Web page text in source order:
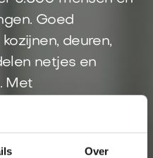
Over
Goed
deuren,
netjes en
Met
je snel
Je
in contact met